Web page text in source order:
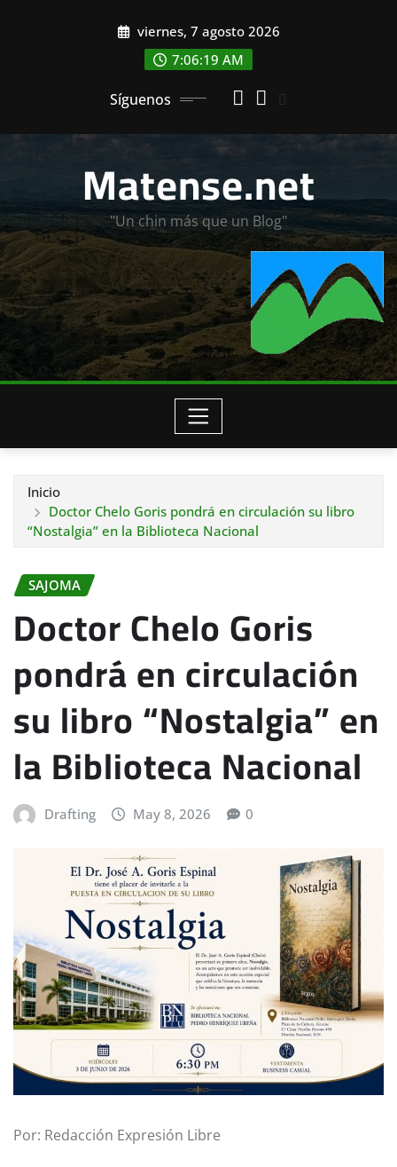
viernes, 7 agosto 2026
7:06:21 AM
Síguenos
Matense.net
"Un chin más que un Blog"
Inicio
Doctor Chelo Goris pondrá en circulación su libro
“Nostalgia” en la Biblioteca Nacional
SAJOMA
Doctor Chelo Goris
pondrá en circulación
su libro “Nostalgia” en
la Biblioteca Nacional
Drafting May 8, 2026 0
Por: Redacción Expresión Libre